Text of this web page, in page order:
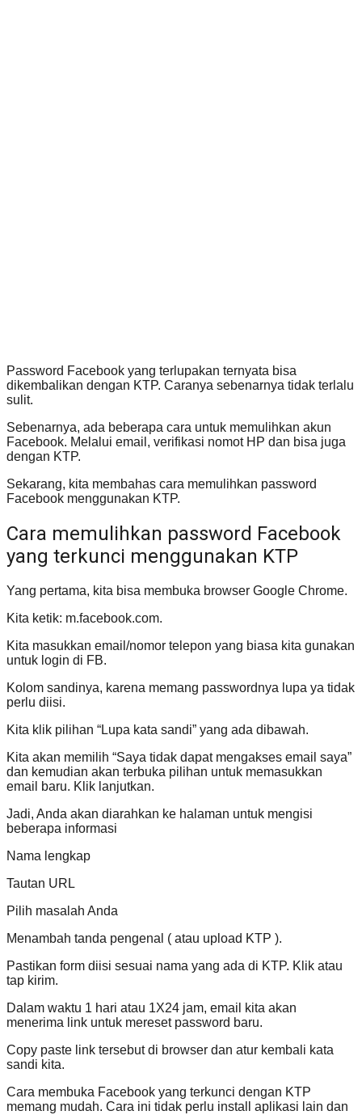
Password Facebook yang terlupakan ternyata bisa
dikembalikan dengan KTP. Caranya sebenarnya tidak terlalu
sulit.
Sebenarnya, ada beberapa cara untuk memulihkan akun
Facebook. Melalui email, verifikasi nomot HP dan bisa juga
dengan KTP.
Sekarang, kita membahas cara memulihkan password
Facebook menggunakan KTP.
Cara memulihkan password Facebook
yang terkunci menggunakan KTP
Yang pertama, kita bisa membuka browser Google Chrome.
Kita ketik: m.facebook.com.
Kita masukkan email/nomor telepon yang biasa kita gunakan
untuk login di FB.
Kolom sandinya, karena memang passwordnya lupa ya tidak
perlu diisi.
Kita klik pilihan “Lupa kata sandi” yang ada dibawah.
Kita akan memilih “Saya tidak dapat mengakses email saya”
dan kemudian akan terbuka pilihan untuk memasukkan
email baru. Klik lanjutkan.
Jadi, Anda akan diarahkan ke halaman untuk mengisi
beberapa informasi
Nama lengkap
Tautan URL
Pilih masalah Anda
Menambah tanda pengenal ( atau upload KTP ).
Pastikan form diisi sesuai nama yang ada di KTP. Klik atau
tap kirim.
Dalam waktu 1 hari atau 1X24 jam, email kita akan
menerima link untuk mereset password baru.
Copy paste link tersebut di browser dan atur kembali kata
sandi kita.
Cara membuka Facebook yang terkunci dengan KTP
memang mudah. Cara ini tidak perlu install aplikasi lain dan